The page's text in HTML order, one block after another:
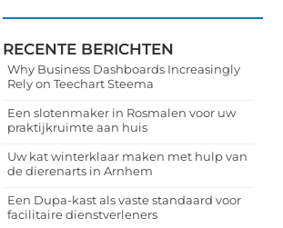
RECENTE BERICHTEN
Why Business Dashboards Increasingly
Rely on Teechart Steema
Een slotenmaker in Rosmalen voor uw
praktijkruimte aan huis
Uw kat winterklaar maken met hulp van
de dierenarts in Arnhem
Een Dupa-kast als vaste standaard voor
facilitaire dienstverleners